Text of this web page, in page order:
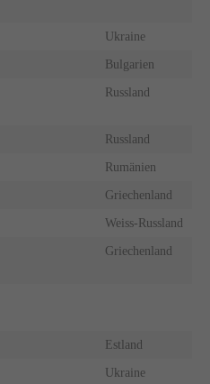
Ukraine
Bulgarien
Russland
Russland
Rumänien
Griechenland
Weiss-Russland
Griechenland
Estland
Ukraine